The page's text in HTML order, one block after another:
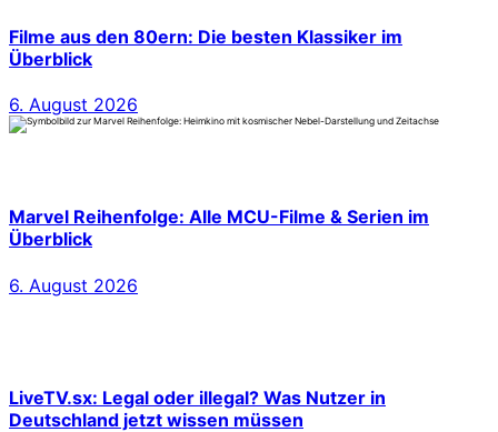
Filme aus den 80ern: Die besten Klassiker im
Überblick
6. August 2026
Marvel Reihenfolge: Alle MCU-Filme & Serien im
Überblick
6. August 2026
LiveTV.sx: Legal oder illegal? Was Nutzer in
Deutschland jetzt wissen müssen